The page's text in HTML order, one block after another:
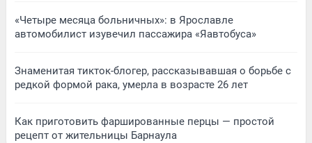
«Четыре месяца больничных»: в Ярославле
автомобилист изувечил пассажира «Яавтобуса»
Знаменитая тикток-блогер, рассказывавшая о борьбе с
редкой формой рака, умерла в возрасте 26 лет
Как приготовить фаршированные перцы — простой
рецепт от жительницы Барнаула